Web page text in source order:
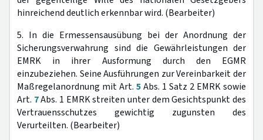
hinreichend deutlich erkennbar wird. (Bearbeiter)
5. In die Ermessensausübung bei der Anordnung der
Sicherungsverwahrung sind die Gewährleistungen der
EMRK in ihrer Ausformung durch den EGMR
einzubeziehen. Seine Ausführungen zur Vereinbarkeit der
Maßregelanordnung mit Art. 5Abs. 1 Satz 2 EMRK sowie
Art. 7Abs. 1 EMRK streiten unter dem Gesichtspunkt des
Vertrauensschutzes gewichtig zugunsten des
Verurteilten. (Bearbeiter)